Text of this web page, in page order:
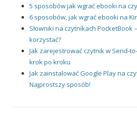
5 sposobów jak wgrać ebooki na
6 sposobów, jak wgrać ebooki na
Słowniki na czytnikach PocketBook
korzystać?
Jak zarejestrować czytnik w Send-
krok po kroku
Jak zainstalować Google Play na
Najprostszy sposób!